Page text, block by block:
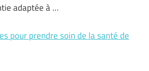
adaptée à …
pour prendre soin de la santé de